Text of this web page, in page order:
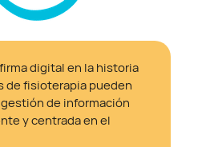
digital en la historia
de fisioterapia pueden
de información
y centrada en el